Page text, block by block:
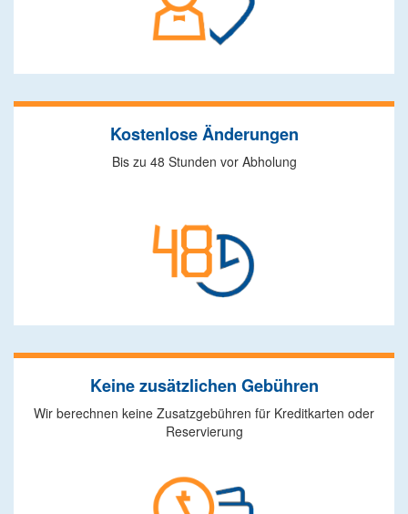
Kostenlose Änderungen
Bis zu 48 Stunden vor Abholung
Keine zusätzlichen Gebühren
Wir berechnen keine Zusatzgebühren für Kreditkarten oder
Reservierung